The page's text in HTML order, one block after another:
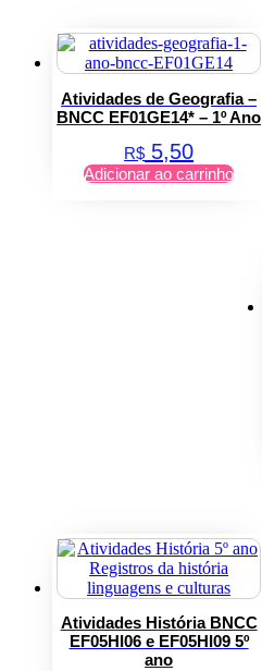
Atividades de Geografia –
BNCC EF01GE14* – 1º Ano
R$ 5,50
Adicionar ao carrinho
Atividades História BNCC
EF05HI06 e EF05HI09 5º
ano